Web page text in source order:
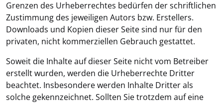
Grenzen des Urheberrechtes bedürfen der schriftlichen
Zustimmung des jeweiligen Autors bzw. Erstellers.
Downloads und Kopien dieser Seite sind nur für den
privaten, nicht kommerziellen Gebrauch gestattet.
Soweit die Inhalte auf dieser Seite nicht vom Betreiber
erstellt wurden, werden die Urheberrechte Dritter
beachtet. Insbesondere werden Inhalte Dritter als
solche gekennzeichnet. Sollten Sie trotzdem auf eine